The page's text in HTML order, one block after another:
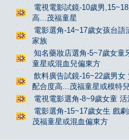
電視電影試鏡-10歲男
高...茂福童星
電影選角-14~17歲女孩台
家族
知名藥妝店選角-5~7歲女童
童星或混血兒偏東方
飲料廣告試鏡-16~22歲男
配合度高...茂福童星或模特
電視電影選角-8~9歲女童
電影選角-15~17歲女生 戲
茂福童星或混血偏東方